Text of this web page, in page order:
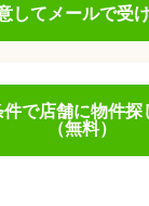
してメールで受
件で店舗に物件探
（無料）